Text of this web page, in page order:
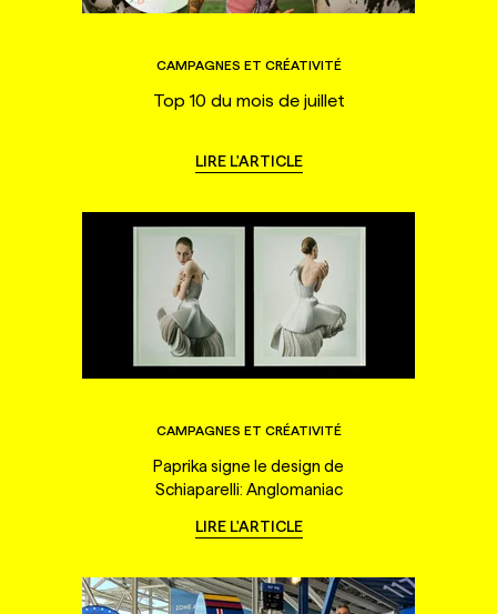
CAMPAGNES ET CRÉATIVITÉ
Top 10 du mois de juillet
LIRE L'ARTICLE
CAMPAGNES ET CRÉATIVITÉ
Paprika signe le design de
Schiaparelli: Anglomaniac
LIRE L'ARTICLE